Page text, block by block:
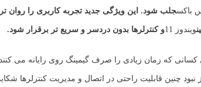
باکسجلب شود. این ویژگی جدید تجربه کاربری را روان
ویندوز 11 و کنترلرها بدون دردسر و سریع تر برقرار شود.
کسانی که زمان زیادی را صرف گیمینگ روی رایانه می
نبود چنین قابلیت راحتی در اتصال و مدیریت کنترلرها